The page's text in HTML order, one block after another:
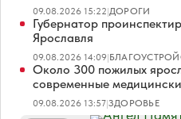
09.08.2026 15:22|ДОРОГИ
Губернатор
Ярославля
09.08.2026 14:09|
Около 300 пожилых
современные
09.08.2026 13:57|ЗДОРОВЬЕ